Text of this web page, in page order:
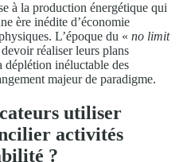
à la production énergétique qui
ère inédite d’économie
L’époque du « no limit
réaliser leurs plans
déplétion inéluctable des
majeur de paradigme.
utiliser
activités
?